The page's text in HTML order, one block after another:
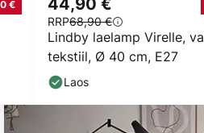
€
Lindby laelamp Virelle,
tekstiil, Ø 40 cm, E27
44,90 €
RRP68,90 €
Laos